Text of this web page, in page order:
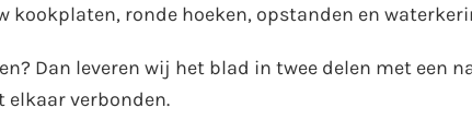
ronde hoeken, opstanden en
Dan leveren wij het blad in twee delen met een
verbonden.